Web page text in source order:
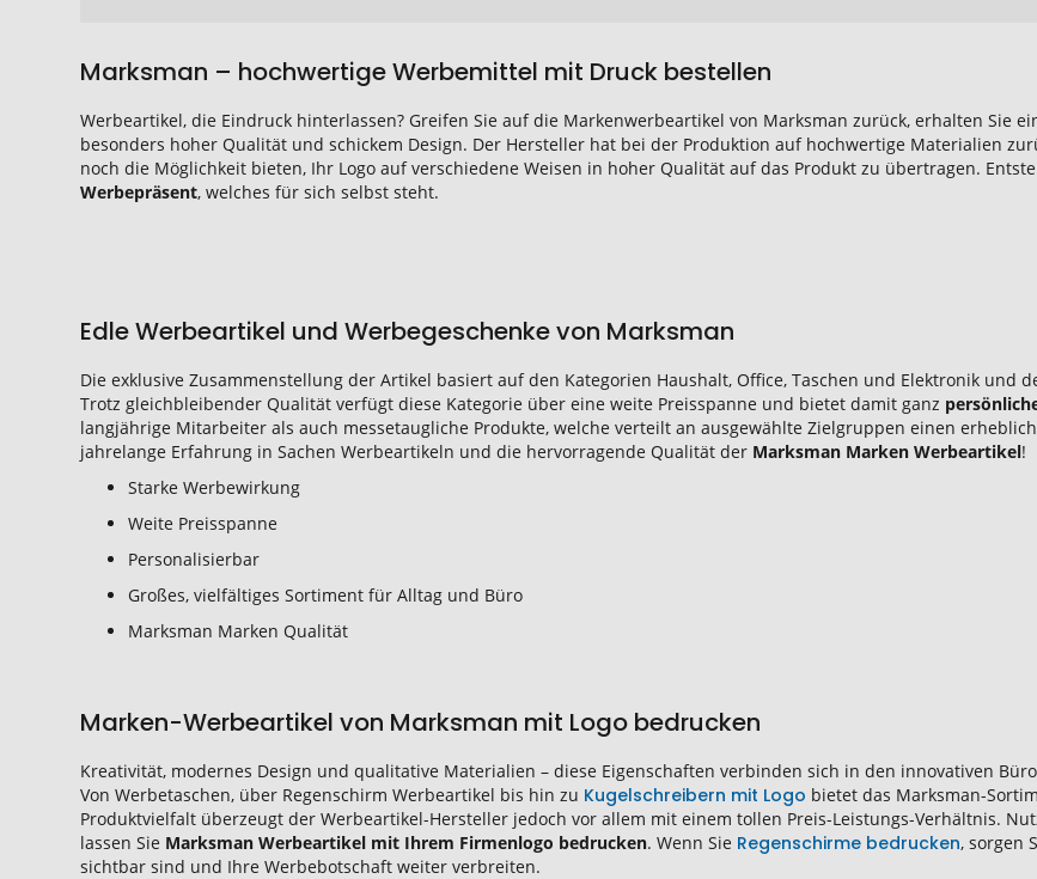
Marksman – hochwertige Werbemittel mit Druck bestellen
Werbeartikel, die Eindruck hinterlassen? Greifen Sie auf die Markenwerbeartikel von Marksman zurück, erhalten Sie
besonders hoher Qualität und schickem Design. Der Hersteller hat bei der Produktion auf hochwertige Materialien
noch die Möglichkeit bieten, Ihr Logo auf verschiedene Weisen in hoher Qualität auf das Produkt zu übertragen.
Werbepräsent, welches für sich selbst steht.
Edle Werbeartikel und Werbegeschenke von Marksman
Die exklusive Zusammenstellung der Artikel basiert auf den Kategorien Haushalt, Office, Taschen und Elektronik und
Trotz gleichbleibender Qualität verfügt diese Kategorie über eine weite Preisspanne und bietet damit ganz
langjährige Mitarbeiter als auch messetaugliche Produkte, welche verteilt an ausgewählte Zielgruppen einen
jahrelange Erfahrung in Sachen Werbeartikeln und die hervorragende Qualität der Marksman Marken Werbeartikel!
Starke Werbewirkung
Weite Preisspanne
Personalisierbar
Großes, vielfältiges Sortiment für Alltag und Büro
Marksman Marken Qualität
Marken-Werbeartikel von Marksman mit Logo bedrucken
Kreativität, modernes Design und qualitative Materialien – diese Eigenschaften verbinden sich in den innovativen
Von Werbetaschen, über Regenschirm Werbeartikel bis hin zu Kugelschreibern mit Logo bietet das Marksman-
Produktvielfalt überzeugt der Werbeartikel-Hersteller jedoch vor allem mit einem tollen Preis-Leistungs-Verhältnis.
lassen Sie Marksman Werbeartikel mit Ihrem Firmenlogo bedrucken. Wenn Sie Regenschirme bedrucken, sorgen
sichtbar sind und Ihre Werbebotschaft weiter verbreiten.